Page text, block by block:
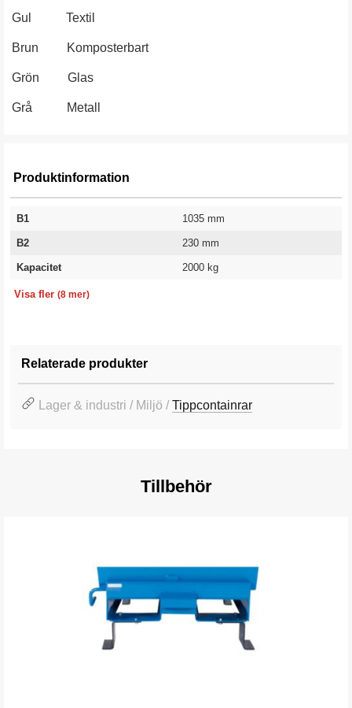
Gul Textil
Brun Komposterbart
Grön Glas
Grå Metall
Produktinformation
B1 1035 mm
B2 230 mm
Kapacitet
2000 kg
Visa fler (8 mer)
Relaterade produkter
Lager & industri / Miljö /Tippcontainrar
Tillbehör